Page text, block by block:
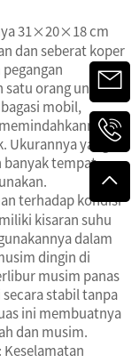
31×20×18 cm
dan seberat koper
satu orang untuk
mobil,
di
Ukurannya yang
banyak tempat,
terhadap kondisi
kisaran suhu
dalam
dingin di
musim panas
stabil tanpa
ini membuatnya
dan musim.
: Keselamatan